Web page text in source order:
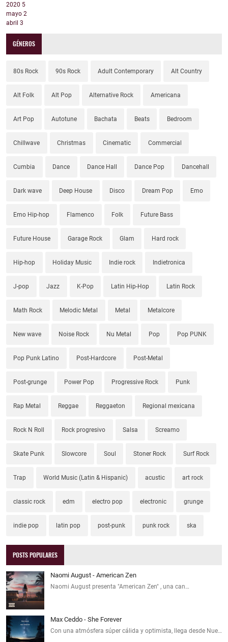
2020 5
mayo 2
abril 3
GÉNEROS
80s Rock 90s Rock Adult Contemporary Alt Country
Alt Folk Alt Pop Alternative Rock Americana
Art Pop Autotune Bachata Beats Bedroom
Chillwave Christmas Cinematic Commercial
Cumbia Dance Dance Hall Dance Pop Dancehall
Dark wave Deep House Disco Dream Pop Emo
Emo Hip-hop Flamenco Folk Future Bass
Future House Garage Rock Glam Hard rock
Hip-hop Holiday Music Indie rock Indietronica
J-pop Jazz K-Pop Latin Hip-Hop Latin Rock
Math Rock Melodic Metal Metal Metalcore
New wave Noise Rock Nu Metal Pop Pop PUNK
Pop Punk Latino Post-Hardcore Post-Metal
Post-grunge Power Pop Progressive Rock Punk
Rap Metal Reggae Reggaeton Regional mexicana
Rock N Roll Rock progresivo Salsa Screamo
Skate Punk Slowcore Soul Stoner Rock Surf Rock
Trap World Music (Latin & Hispanic) acustic art rock
classic rock edm electro pop electronic grunge
indie pop latin pop post-punk punk rock ska
POSTS POPULARES
Naomi August - American Zen
Naomi August presenta "American Zen" , una can…
Max Ceddo - She Forever
Con una atmósfera súper cálida y optimista, llega desde Nue…